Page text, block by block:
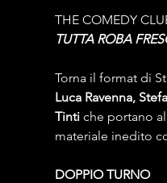
THE COMEDY
TUTTA ROBA
Torna il format di
Luca Ravenna,
Tinti che portano al
materiale inedito
DOPPIO TURNO